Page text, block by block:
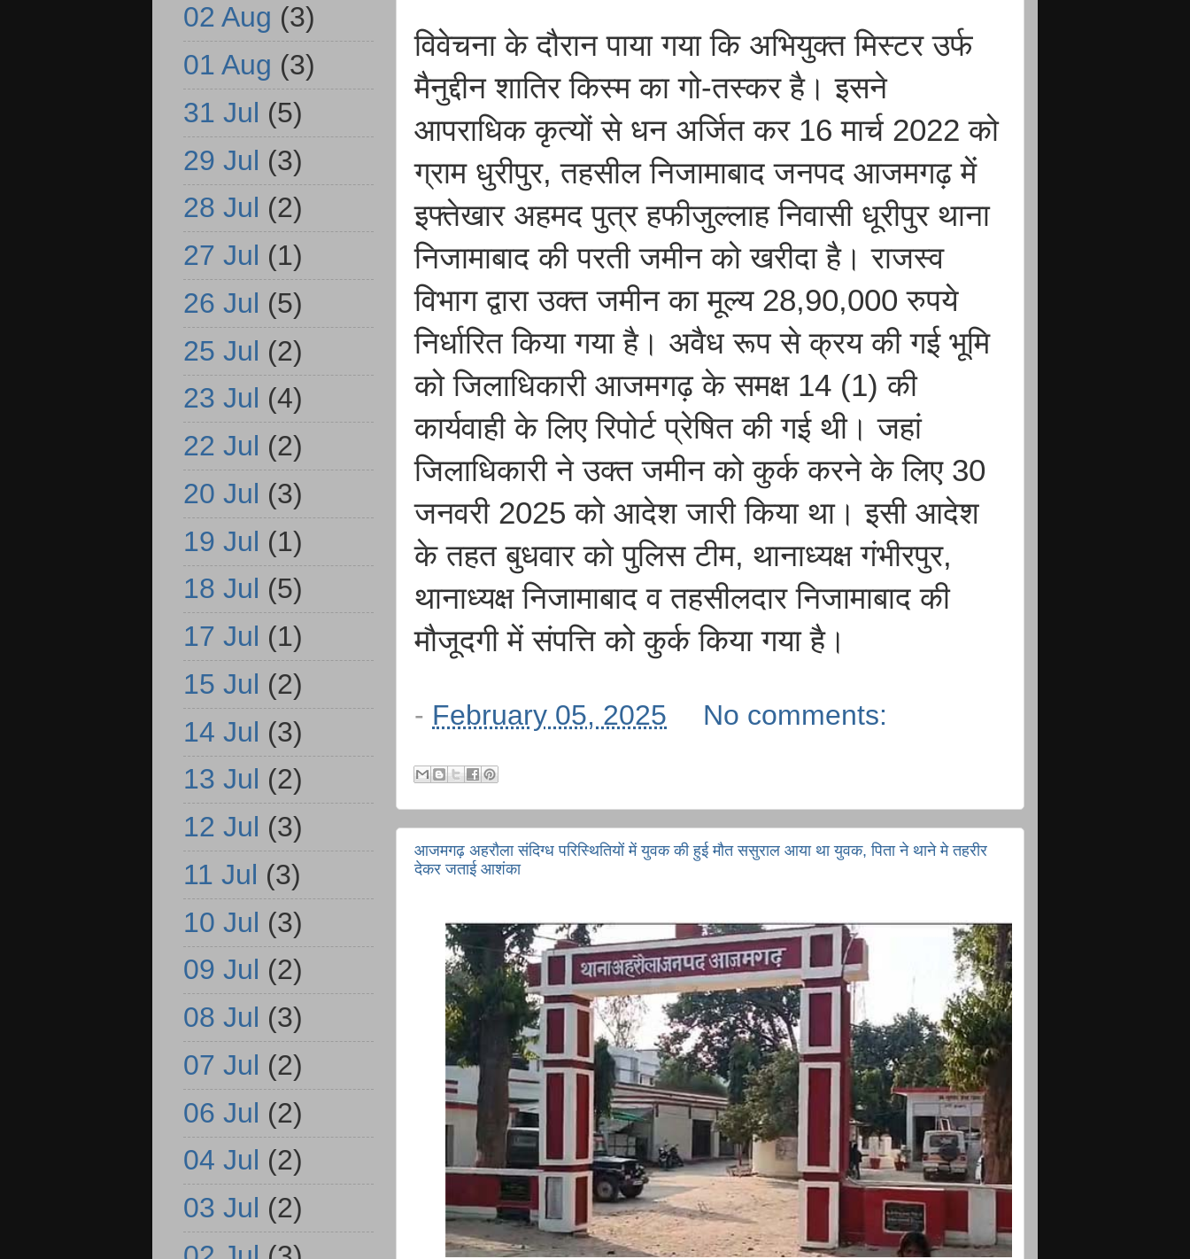
विवेचना के दौरान पाया गया कि अभियुक्त मिस्टर उर्फ
मैनुद्दीन शातिर किस्म का गो-तस्कर है। इसने
आपराधिक कृत्यों से धन अर्जित कर 16 मार्च 2022 को
ग्राम धुरीपुर, तहसील निजामाबाद जनपद आजमगढ़ में
इफ्तेखार अहमद पुत्र हफीजुल्लाह निवासी धूरीपुर थाना
निजामाबाद की परती जमीन को खरीदा है। राजस्व
विभाग द्वारा उक्त जमीन का मूल्य 28,90,000 रुपये
निर्धारित किया गया है। अवैध रूप से क्रय की गई भूमि
को जिलाधिकारी आजमगढ़ के समक्ष 14 (1) की
कार्यवाही के लिए रिपोर्ट प्रेषित की गई थी। जहां
जिलाधिकारी ने उक्त जमीन को कुर्क करने के लिए 30
जनवरी 2025 को आदेश जारी किया था। इसी आदेश
के तहत बुधवार को पुलिस टीम, थानाध्यक्ष गंभीरपुर,
थानाध्यक्ष निजामाबाद व तहसीलदार निजामाबाद की
मौजूदगी में संपत्ति को कुर्क किया गया है।
- February 05, 2025 No comments:
आजमगढ़ अहरौला संदिग्ध परिस्थितियों में युवक की हुई मौत ससुराल आया था युवक, पिता ने थाने मे तहरीर
देकर जताई आशंका
02 Aug (3)
01 Aug (3)
31 Jul (5)
29 Jul (3)
28 Jul (2)
27 Jul (1)
26 Jul (5)
25 Jul (2)
23 Jul (4)
22 Jul (2)
20 Jul (3)
19 Jul (1)
18 Jul (5)
17 Jul (1)
15 Jul (2)
14 Jul (3)
13 Jul (2)
12 Jul (3)
11 Jul (3)
10 Jul (3)
09 Jul (2)
08 Jul (3)
07 Jul (2)
06 Jul (2)
04 Jul (2)
03 Jul (2)